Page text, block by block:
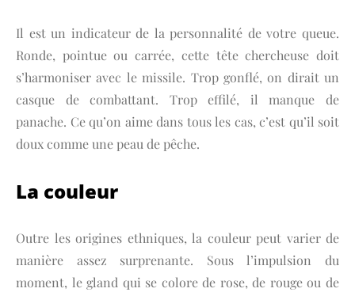
Il est un indicateur de la personnalité de votre queue.
Ronde, pointue ou carrée, cette tête chercheuse doit
s’harmoniser avec le missile. Trop gonflé, on dirait un
casque de combattant. Trop effilé, il manque de
panache. Ce qu’on aime dans tous les cas, c’est qu’il soit
doux comme une peau de pêche.
La couleur
Outre les origines ethniques, la couleur peut varier de
manière assez surprenante. Sous l’impulsion du
moment, le gland qui se colore de rose, de rouge ou de